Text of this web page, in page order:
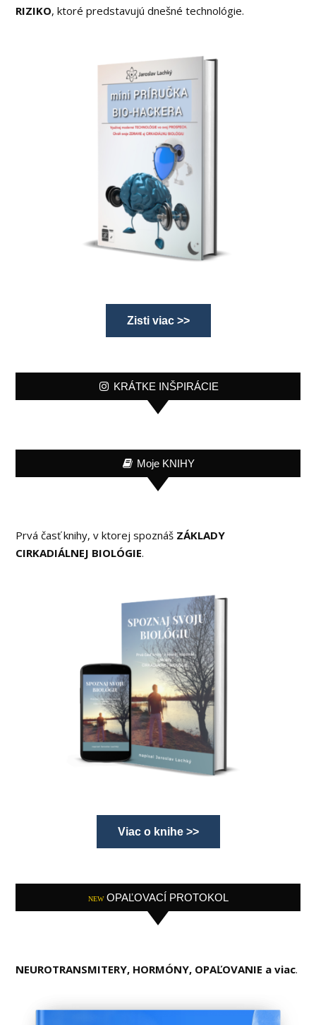
RIZIKO, ktoré predstavujú dnešné technológie.
Zisti viac >>
KRÁTKE INŠPIRÁCIE
Moje KNIHY
Prvá časť knihy, v ktorej spoznáš ZÁKLADY
CIRKADIÁLNEJ BIOLÓGIE.
Viac o knihe >>
NEW OPAĽOVACÍ PROTOKOL
NEUROTRANSMITERY, HORMÓNY, OPAĽOVANIE a viac.